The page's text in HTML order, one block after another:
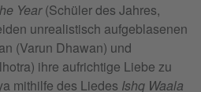
Year(Schüler des Jahres,
unrealistisch aufgeblasenen
(Varun Dhawan) und
ihre aufrichtige Liebe zu
mithilfe des Liedes Ishq Waala